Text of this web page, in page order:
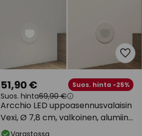
Arcchio LED uppoasennusvalaisin
Vexi, Ø 7,8 cm, valkoinen, alumiini,
CCT-arvo
51,90 € Suos. hinta -25%
Suos. hinta69,90 €
Varastossa